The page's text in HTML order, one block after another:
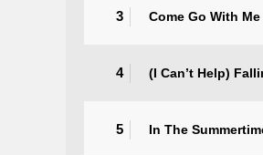
3 Come Go With Me
4 (I Can’t Help)
5 In The